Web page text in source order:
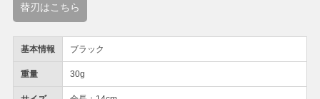
基本情報 ブラック
重量 30g
替刃はこちら